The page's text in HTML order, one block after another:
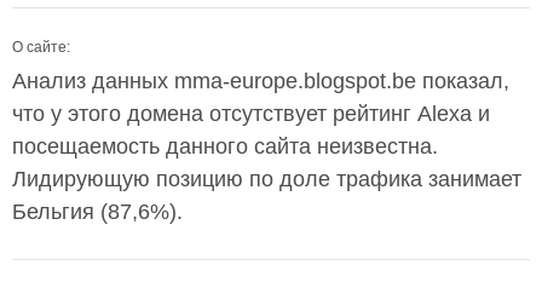
О сайте:
Анализ данных mma-europe.blogspot.be показал,
что у этого домена отсутствует рейтинг Alexa и
посещаемость данного сайта неизвестна.
Лидирующую позицию по доле трафика занимает
Бельгия (87,6%).